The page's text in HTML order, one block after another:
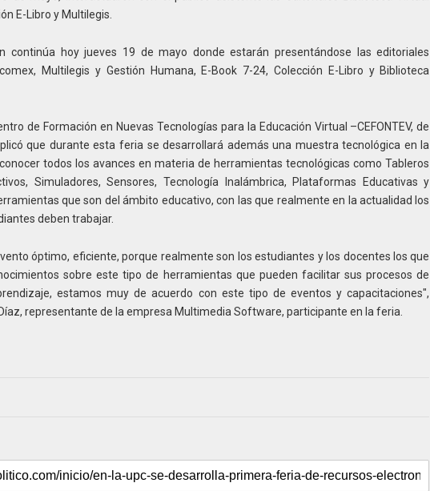
E-Libro y Multilegis.
continúa hoy jueves 19 de mayo donde estarán presentándose las editoriales
Multilegis y Gestión Humana, E-Book 7-24, Colección E-Libro y Biblioteca
de Formación en Nuevas Tecnologías para la Educación Virtual –CEFONTEV, de
que durante esta feria se desarrollará además una muestra tecnológica en la
todos los avances en materia de herramientas tecnológicas como Tableros
Simuladores, Sensores, Tecnología Inalámbrica, Plataformas Educativas y
que son del ámbito educativo, con las que realmente en la actualidad los
deben trabajar.
óptimo, eficiente, porque realmente son los estudiantes y los docentes los que
sobre este tipo de herramientas que pueden facilitar sus procesos de
estamos muy de acuerdo con este tipo de eventos y capacitaciones",
representante de la empresa Multimedia Software, participante en la feria.